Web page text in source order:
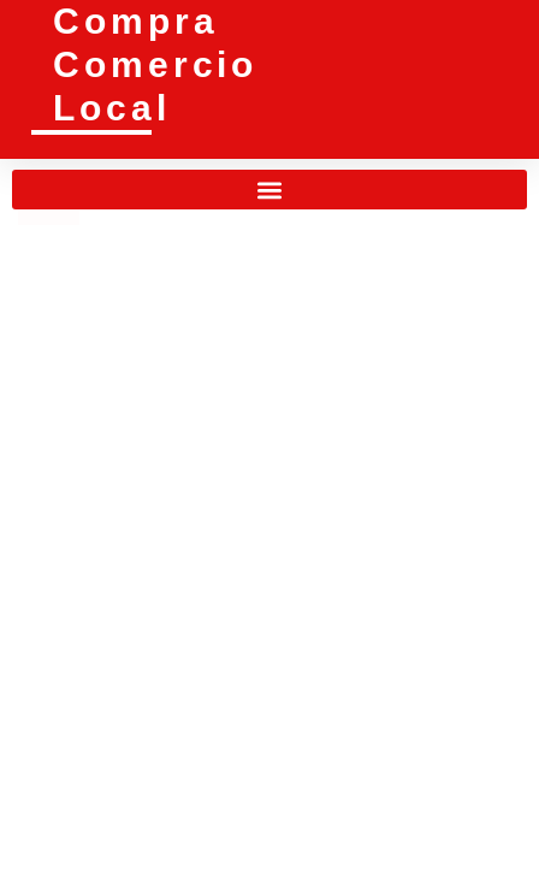
Compra
Comercio
Local